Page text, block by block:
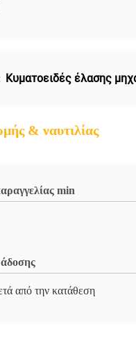
Κυματοειδές έλασης
& ναυτιλίας
min
από την κατάθεση